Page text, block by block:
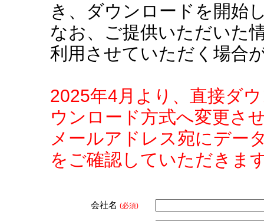
き、ダウンロードを開始
なお、ご提供いただいた
利用させていただく場合
2025年4月より、直接ダ
ウンロード方式へ変更さ
メールアドレス宛にデー
をご確認していただきま
会社名 (必須)